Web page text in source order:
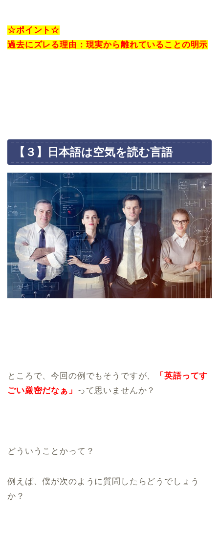
☆ポイント☆
過去にズレる理由：現実から離れていることの明示
【３】日本語は空気を読む言語
ところで、今回の例でもそうですが、
「英語ってす
ごい厳密だなぁ」
って思いませんか？
どういうことかって？
例えば、僕が次のように質問したらどうでしょう
か？